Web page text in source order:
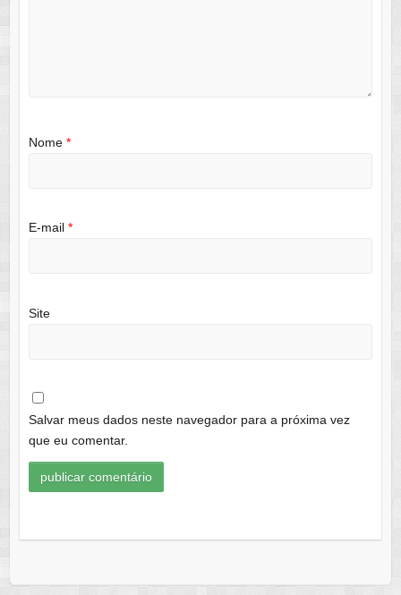
Nome *
E-mail *
Site
Salvar meus dados neste navegador para a próxima vez
que eu comentar.